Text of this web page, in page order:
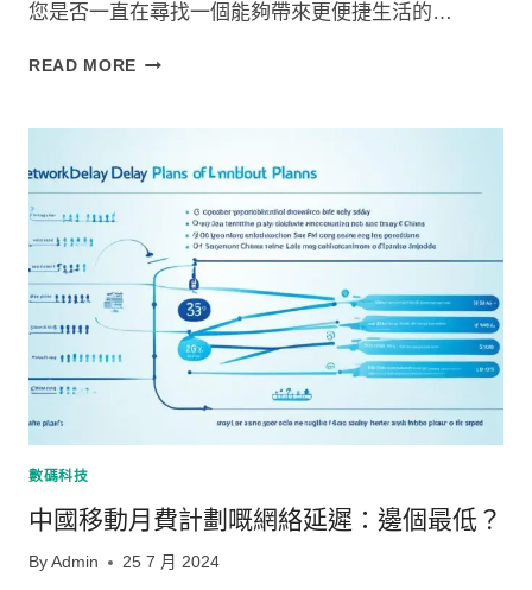
您是否一直在尋找一個能夠帶來更便捷生活的…
READ MORE 盡
動
計
劃
帶
來
的
便
數碼科技
中國移動月費計劃嘅網絡延遲：邊個最低？
By Admin 25 7 月 2024